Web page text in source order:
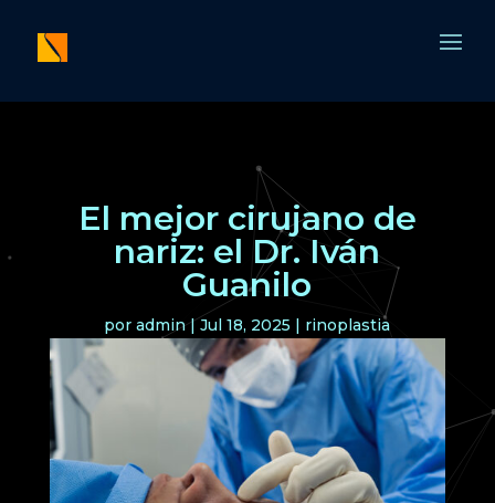
El mejor cirujano de
nariz: el Dr. Iván
Guanilo
poradmin|Jul 18, 2025 | rinoplastia